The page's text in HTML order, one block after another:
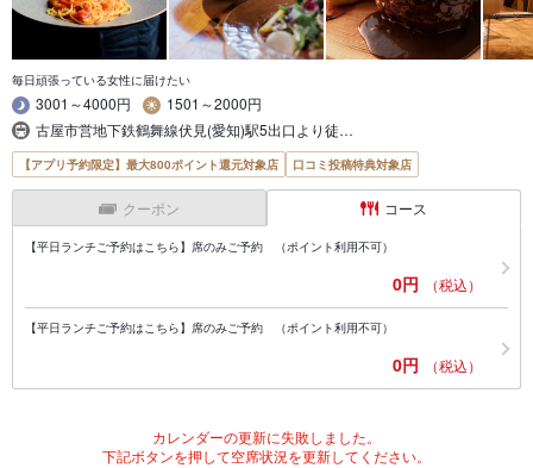
毎日頑張っている女性に届けたい
3001～4000円
1501～2000円
古屋市営地下鉄鶴舞線伏見(愛知)駅5出口より徒…
【アプリ予約限定】最大800ポイント還元対象店 口コミ投稿特典対象店
クーポン コース
【平日ランチご予約はこちら】席のみご予約 （ポイント利用不可）
0円 （税込）
【平日ランチご予約はこちら】席のみご予約 （ポイント利用不可）
0円 （税込）
カレンダーの更新に失敗しました。
下記ボタンを押して空席状況を更新してください。